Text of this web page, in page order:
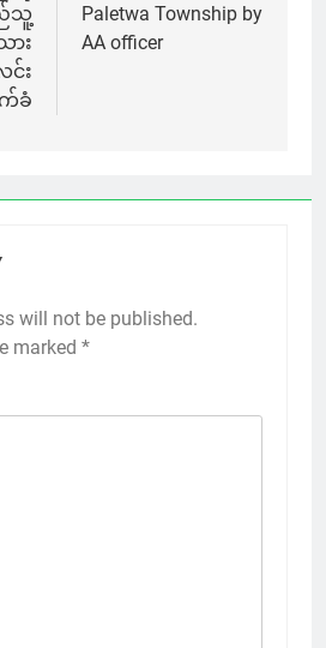
ည်သူ့
း
း
ခံ
Paletwa Township by
AA officer
will not be published.
marked *